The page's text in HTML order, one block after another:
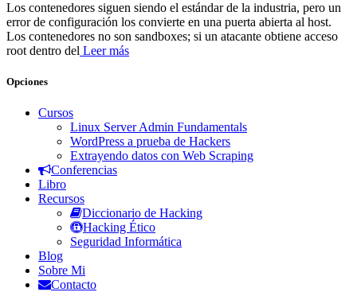
Los contenedores siguen siendo el estándar de la industria, pero un
error de configuración los convierte en una puerta abierta al host.
Los contenedores no son sandboxes; si un atacante obtiene acceso
root dentro del Leer más
Opciones
Cursos
Linux Server Admin Fundamentals
WordPress a prueba de Hackers
Extrayendo datos con Web Scraping
Conferencias
Libro
Recursos
Diccionario de Hacking
Hacking Ético
Seguridad Informática
Blog
Sobre Mi
Contacto